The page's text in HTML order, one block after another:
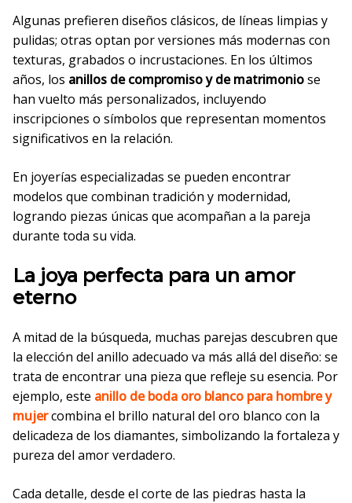
Algunas prefieren diseños clásicos, de líneas limpias y
pulidas; otras optan por versiones más modernas con
texturas, grabados o incrustaciones. En los últimos
años, los anillos de compromiso y de matrimoniose
han vuelto más personalizados, incluyendo
inscripciones o símbolos que representan momentos
significativos en la relación.
En joyerías especializadas se pueden encontrar
modelos que combinan tradición y modernidad,
logrando piezas únicas que acompañan a la pareja
durante toda su vida.
La joya perfecta para un amor
eterno
A mitad de la búsqueda, muchas parejas descubren que
la elección del anillo adecuado va más allá del diseño: se
trata de encontrar una pieza que refleje su esencia. Por
ejemplo, este anillo de boda oro blanco para hombre y
mujercombina el brillo natural del oro blanco con la
delicadeza de los diamantes, simbolizando la fortaleza y
pureza del amor verdadero.
Cada detalle, desde el corte de las piedras hasta la